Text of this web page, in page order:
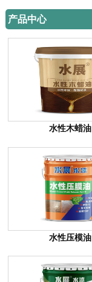
产品中心
水性木蜡油
水性压模油